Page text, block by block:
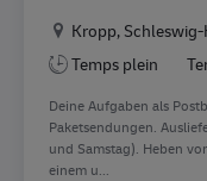
Location
Kropp,
Temps plein
Deine Aufgaben als
Paketsendungen.
und Samstag). Heben
einem u...